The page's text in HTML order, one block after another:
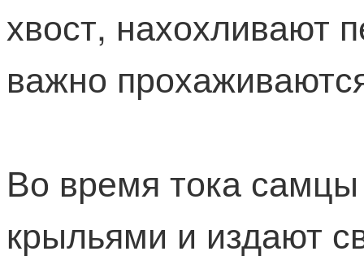
хвост, нахохливают
важно
Во время тока
крыльями и издают